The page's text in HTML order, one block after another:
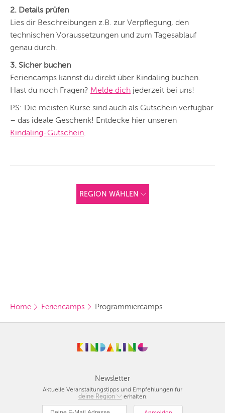
2. Details prüfen
Lies dir Beschreibungen z.B. zur Verpflegung, den
technischen Voraussetzungen und zum Tagesablauf
genau durch.
3. Sicher buchen
Feriencamps kannst du direkt über Kindaling buchen.
Hast du noch Fragen? Melde dich jederzeit bei uns!
PS: Die meisten Kurse sind auch als Gutschein verfügbar
– das ideale Geschenk! Entdecke hier unseren
Kindaling-Gutschein.
REGION WÄHLEN
KÖLN
DÜSSELDORF
Home Feriencamps Programmiercamps
Newsletter
Aktuelle Veranstaltungstipps und Empfehlungen für
deine Region
Berlin
München
erhalten.